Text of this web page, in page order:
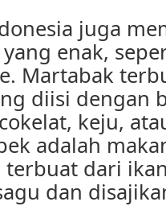
juga
enak,
Martabak
diisi dengan
keju,
adalah
terbuat dari
dan